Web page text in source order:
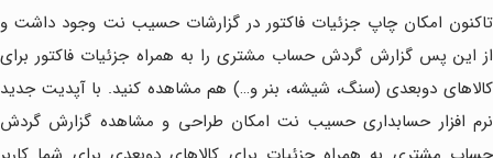
تاکنون امکان چاپ جزئیات فاکتور در گزارشات حسیب نت وجود داشت و
از این پس گزارش گردش حساب مشتری را به همراه جزئیات فاکتور برای
کالاهای دوبعدی (سنگ، شیشه، بنر و…) هم مشاهده کنید. با آپدیت جدید
نرم افزار حسابداری حسیب نت امکان طراحی و مشاهده گزارش گردش